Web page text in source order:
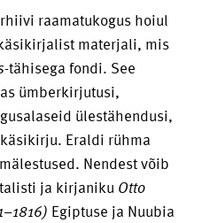
raamatukogus hoiul
materjali, mis
-tähisega fondi. See
ümberkirjutusi,
ülestähendusi,
Eraldi rühma
Nendest võib
ja kirjaniku Otto
Egiptuse ja Nuubia